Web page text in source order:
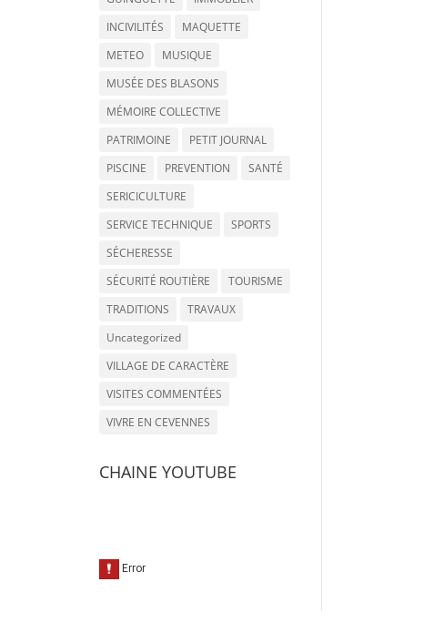
INCIVILITÉS
MAQUETTE
METEO
MUSIQUE
MUSÉE DES BLASONS
MÉMOIRE COLLECTIVE
PATRIMOINE
PETIT JOURNAL
PISCINE
PREVENTION
SANTÉ
SERICICULTURE
SERVICE TECHNIQUE
SPORTS
SÉCHERESSE
SÉCURITÉ ROUTIÈRE
TOURISME
TRADITIONS
TRAVAUX
Uncategorized
VILLAGE DE CARACTÈRE
VISITES COMMENTÉES
VIVRE EN CEVENNES
CHAINE YOUTUBE